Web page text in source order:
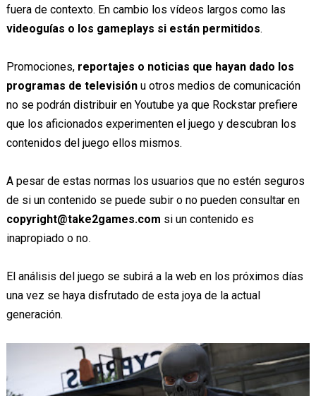
fuera de contexto. En cambio los vídeos largos como las
videoguías o los gameplays si están permitidos.
Promociones, reportajes o noticias que hayan dado los
programas de televisiónu otros medios de comunicación
no se podrán distribuir en Youtube ya que Rockstar prefiere
que los aficionados experimenten el juego y descubran los
contenidos del juego ellos mismos.
A pesar de estas normas los usuarios que no estén seguros
de si un contenido se puede subir o no pueden consultar en
copyright@take2games.com si un contenido es
inapropiado o no.
El análisis del juego se subirá a la web en los próximos días
una vez se haya disfrutado de esta joya de la actual
generación.